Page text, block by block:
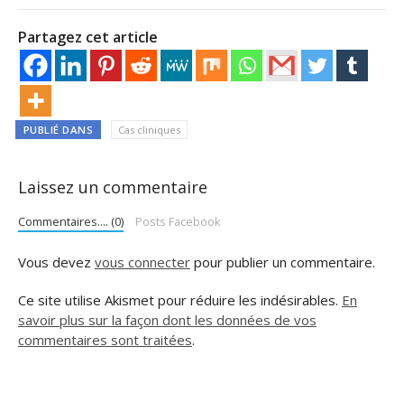
Partagez cet article
PUBLIÉ DANS Cas cliniques
Laissez un commentaire
Commentaires.... (0) Posts Facebook
Vous devez vous connecter pour publier un commentaire.
Ce site utilise Akismet pour réduire les indésirables. En
savoir plus sur la façon dont les données de vos
commentaires sont traitées.